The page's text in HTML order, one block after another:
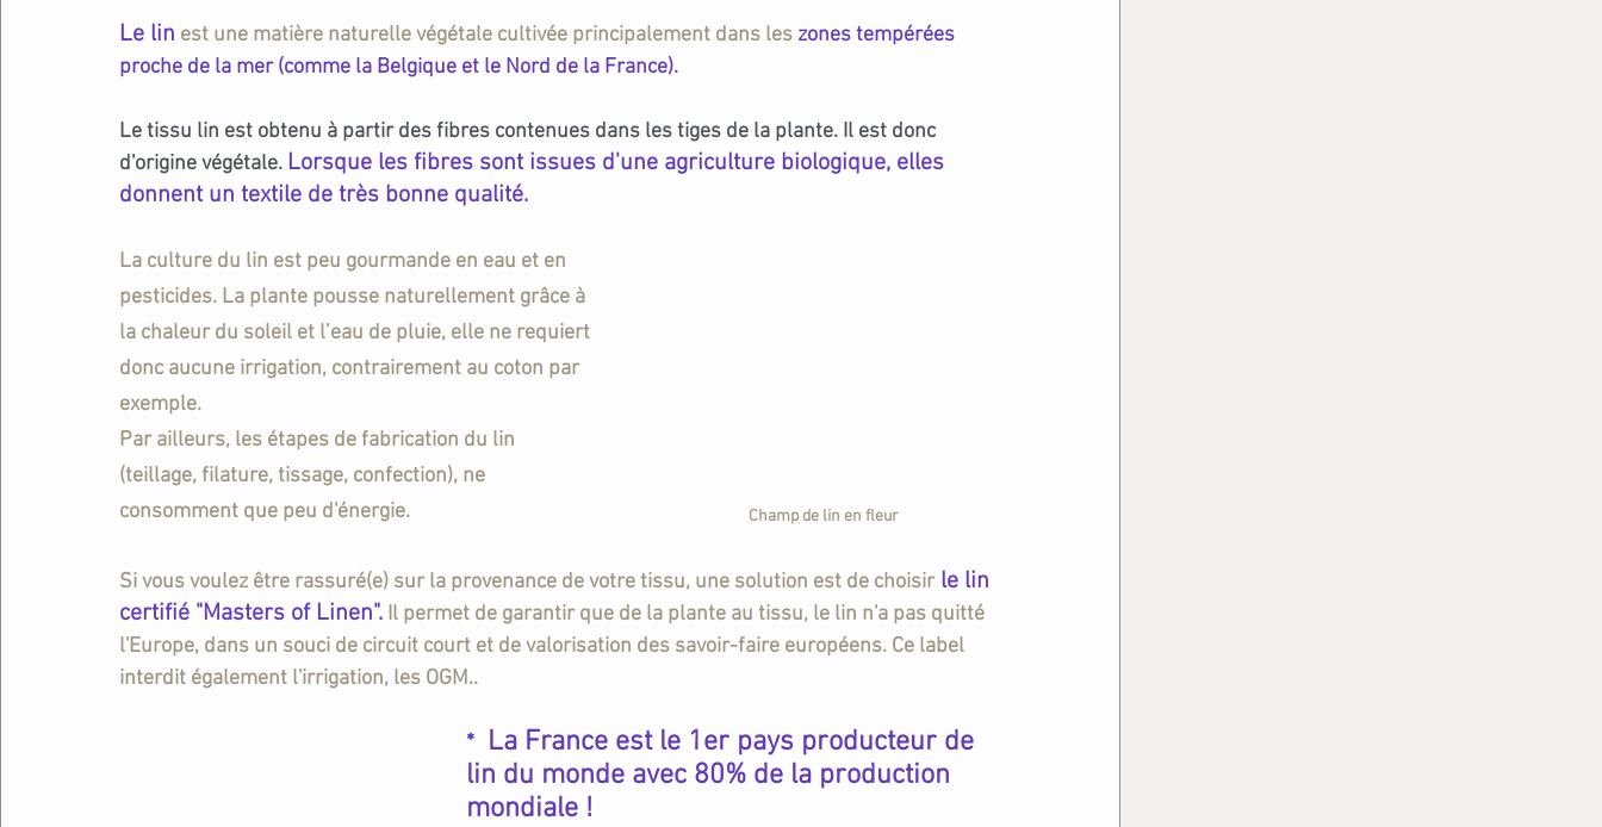
Le lin est une matière naturelle végétale cultivée principalement dans les zones tempérées
proche de la mer (comme la Belgique et le Nord de la France).
Le tissu lin est obtenu à partir des fibres contenues dans les tiges de la plante. Il est donc
d'origine végétale. Lorsque les fibres sont issues d'une agriculture biologique, elles
donnent un textile de très bonne qualité.
Champ de lin en fleur
La culture du lin est peu gourmande en eau et en
pesticides. La plante pousse naturellement grâce à
la chaleur du soleil et l’eau de pluie, elle ne requiert
donc aucune irrigation, contrairement au coton par
exemple.
Par ailleurs, les étapes de fabrication du lin
(teillage, filature, tissage, confection), ne
consomment que peu d'énergie.
Si vous voulez être rassuré(e) sur la provenance de votre tissu, une solution est de choisir le lin
certifié "Masters of Linen". Il permet de garantir que de la plante au tissu, le lin n'a pas quitté
l'Europe, dans un souci de circuit court et de valorisation des savoir-faire européens. Ce label
interdit également l'irrigation, les OGM..
* La France est le 1er pays producteur de
lin du monde avec 80% de la production
mondiale !